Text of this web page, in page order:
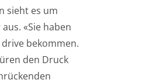
sieht es um
«Sie haben
bekommen.
den Druck